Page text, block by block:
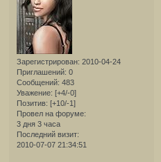
Зарегистрирован: 2010-04-24
Приглашений: 0
Сообщений: 483
Уважение: [+4/-0]
Позитив: [+10/-1]
Провел на форуме:
3 дня 3 часа
Последний визит:
2010-07-07 21:34:51